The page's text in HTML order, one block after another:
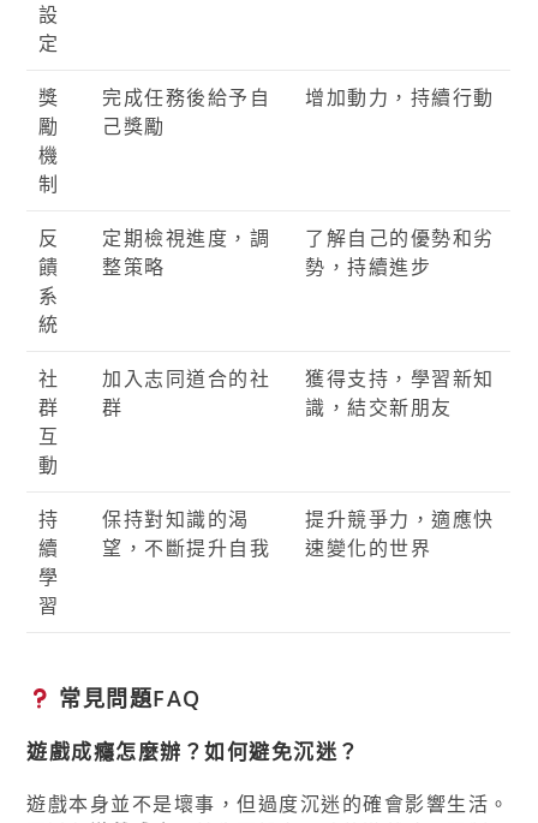
設
定
獎
勵
機
制
完成任務後給予自
己獎勵
增加動力，持續行動
反
饋
系
統
定期檢視進度，調
整策略
了解自己的優勢和劣
勢，持續進步
社
群
互
動
加入志同道合的社
群
獲得支持，學習新知
識，結交新朋友
持
續
學
習
保持對知識的渴
望，不斷提升自我
提升競爭力，適應快
速變化的世界
常見問題FAQ
遊戲成癮怎麼辦？如何避免沉迷？
遊戲本身並不是壞事，但過度沉迷的確會影響生活。